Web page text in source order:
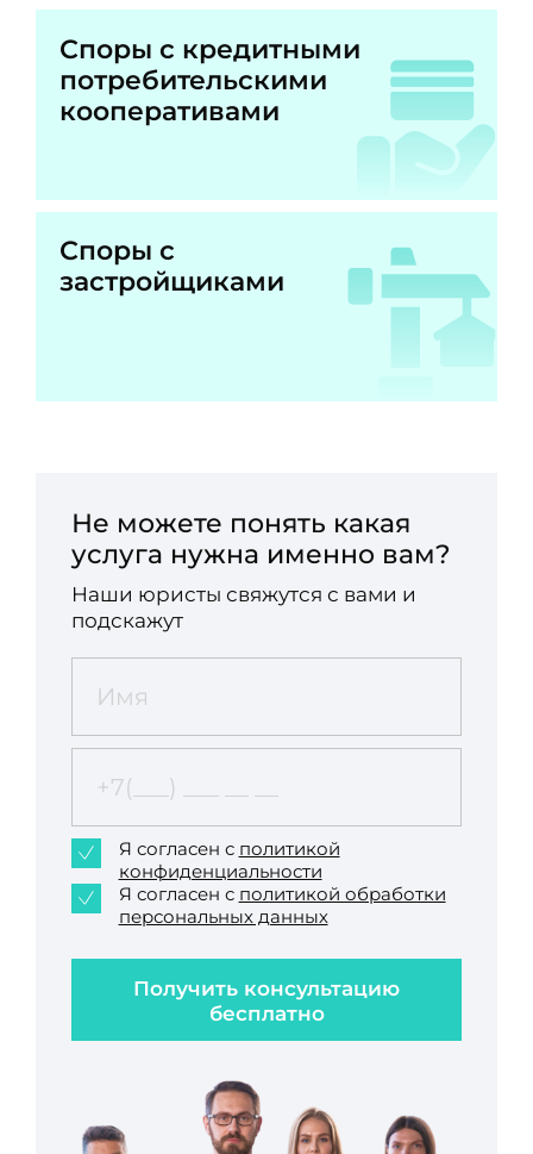
Споры с кредитными
потребительскими
кооперативами
Споры с
застройщиками
Не можете понять какая
услуга нужна именно вам?
Наши юристы свяжутся с вами и
подскажут
Получить консультацию
бесплатно
Я согласен с политикой
конфиденциальности
Я согласен с политикой обработки
персональных данных